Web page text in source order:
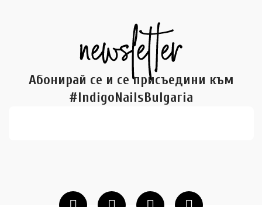
Абонирай се и се присъедини към
#IndigoNailsBulgaria